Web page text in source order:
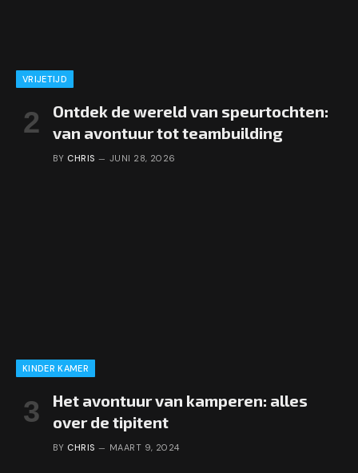
VRIJETIJD
Ontdek de wereld van speurtochten:
van avontuur tot teambuilding
BY CHRIS JUNI 28, 2026
KINDER KAMER
Het avontuur van kamperen: alles
over de tipitent
BY CHRIS MAART 9, 2024